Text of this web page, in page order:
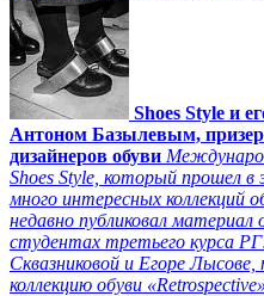
Shoes Style и
Антоном Базылевым,
дизайнеров обуви
Shoes Style, который прошел в
много интересных коллекций
недавно публиковал материал
студентах третьего курса
Сквазниковой и Егоре
коллекцию обуви